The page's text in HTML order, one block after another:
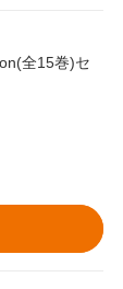
全15巻)セ